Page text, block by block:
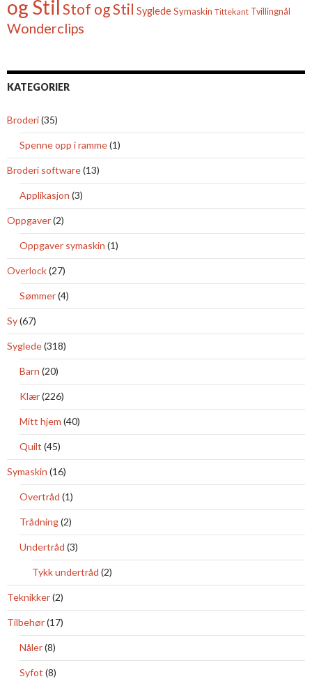
og Stil Stof og Stil SygledeSymaskin Tittekant Tvillingnål
Wonderclips
KATEGORIER
Broderi(35)
Spenne opp i ramme(1)
Broderi software(13)
Applikasjon (3)
Oppgaver(2)
Oppgaver symaskin (1)
Overlock(27)
Sømmer(4)
Sy(67)
Syglede(318)
Barn (20)
Klær(226)
Mitt hjem (40)
Quilt (45)
Symaskin (16)
Overtråd (1)
Trådning(2)
Undertråd (3)
Tykk undertråd (2)
Teknikker(2)
Tilbehør(17)
Nåler(8)
Syfot (8)